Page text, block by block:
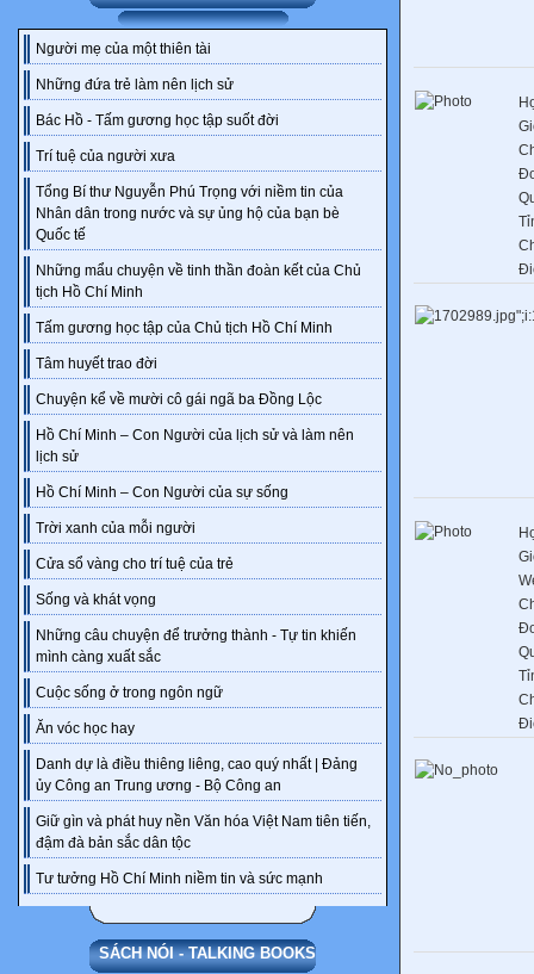
Người mẹ của một thiên tài
Những đứa trẻ làm nên lịch sử
Bác Hồ - Tấm gương học tập suốt đời
Trí tuệ của người xưa
Tổng Bí thư Nguyễn Phú Trọng với niềm tin của
Nhân dân trong nước và sự ủng hộ của bạn bè
Quốc tế
Những mẩu chuyện về tinh thần đoàn kết của Chủ
tịch Hồ Chí Minh
Tấm gương học tập của Chủ tịch Hồ Chí Minh
Tâm huyết trao đời
Chuyện kể về mười cô gái ngã ba Đồng Lộc
Hồ Chí Minh – Con Người của lịch sử và làm nên
lịch sử
Hồ Chí Minh – Con Người của sự sống
Trời xanh của mỗi người
Cửa sổ vàng cho trí tuệ của trẻ
Sống và khát vọng
Những câu chuyện để trưởng thành - Tự tin khiến
mình càng xuất sắc
Cuộc sống ở trong ngôn ngữ
Ăn vóc học hay
Danh dự là điều thiêng liêng, cao quý nhất | Đảng
ủy Công an Trung ương - Bộ Công an
Giữ gìn và phát huy nền Văn hóa Việt Nam tiên tiến,
đậm đà bản sắc dân tộc
Tư tưởng Hồ Chí Minh niềm tin và sức mạnh
SÁCH NÓI - TALKING BOOKS